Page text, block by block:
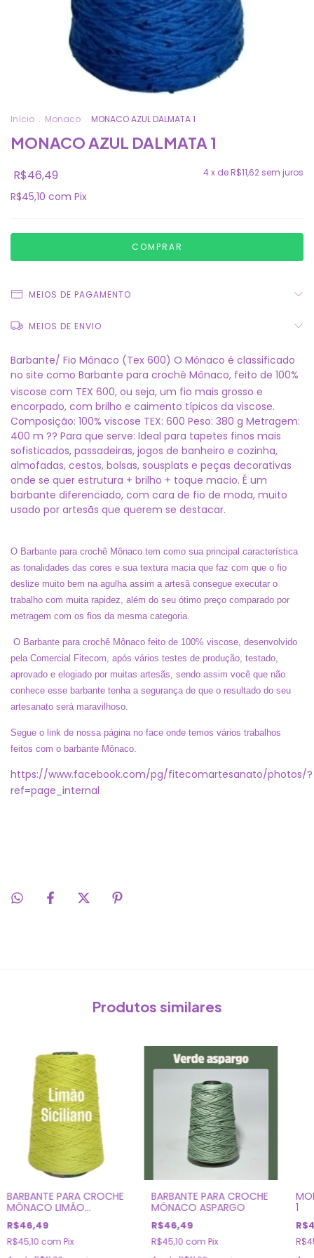
Início . Monaco . MONACO AZUL DALMATA 1
MONACO AZUL DALMATA 1
R$46,49 4x deR$11,62 sem juros
R$45,10 com Pix
MEIOS DE PAGAMENTO
MEIOS DE ENVIO
Barbante/ Fio Mônaco (Tex 600) O Mônaco é classificado
no site como Barbante para crochê Mônaco, feito de 100%
viscose com TEX 600, ou seja, um fio mais grosso e
encorpado, com brilho e caimento típicos da viscose.
Composição: 100% viscose TEX: 600 Peso: 380 g Metragem:
400 m ?? Para que serve: Ideal para tapetes finos mais
sofisticados, passadeiras, jogos de banheiro e cozinha,
almofadas, cestos, bolsas, sousplats e peças decorativas
onde se quer estrutura + brilho + toque macio. É um
barbante diferenciado, com cara de fio de moda, muito
usado por artesãs que querem se destacar.
O Barbante para crochê Mônaco tem como sua principal característica
as tonalidades das cores e sua textura macia que faz com que o fio
deslize muito bem na agulha assim a artesã consegue executar o
trabalho com muita rapidez, além do seu ótimo preço comparado por
metragem com os fios da mesma categoria.
O Barbante para crochê Mônaco feito de 100% viscose, desenvolvido
pela Comercial Fitecom, após vários testes de produção, testado,
aprovado e elogiado por muitas artesãs, sendo assim você que não
conhece esse barbante tenha a segurança de que o resultado do seu
artesanato será maravilhoso.
Segue o link de nossa página no face onde temos vários trabalhos
feitos com o barbante Mônaco.
https://www.facebook.com/pg/fitecomartesanato/photos/?
ref=page_internal
Produtos similares
BARBANTE PARA CROCHE
MÔNACO LIMÃO
SICILIANO
R$46,49
R$45,10 com Pix
BARBANTE PARA CROCHE
MÔNACO ASPARGO
R$46,49
R$45,10 com Pix
1